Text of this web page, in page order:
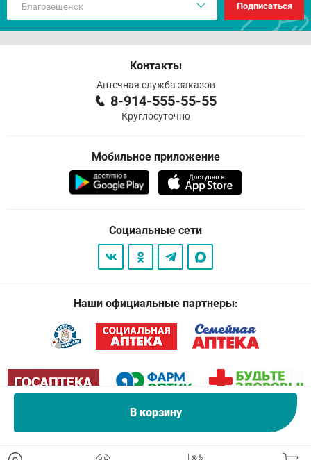
В корзину
Подписаться
Контакты
Аптечная служба заказов
8-914-555-55-55
Круглосуточно
Мобильное приложение
Социальные сети
Наши официальные партнеры: